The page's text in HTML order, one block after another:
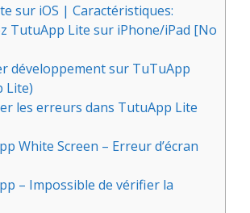
sur iOS | Caractéristiques:
TutuApp Lite sur iPhone/iPad [No
développement sur TuTuApp
Lite)
les erreurs dans TutuApp Lite
White Screen – Erreur d’écran
– Impossible de vérifier la